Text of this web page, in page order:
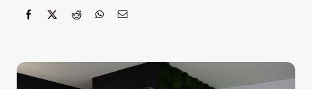
ÉTUDIER EN VELAY